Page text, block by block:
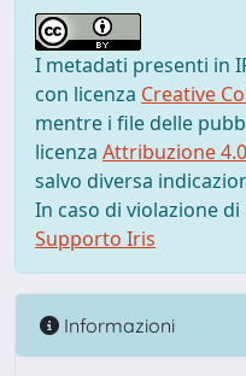
I metadati presenti in
con licenza Creative
mentre i file delle
licenza Attribuzione
salvo diversa
In caso di violazione
Supporto Iris
Informazioni